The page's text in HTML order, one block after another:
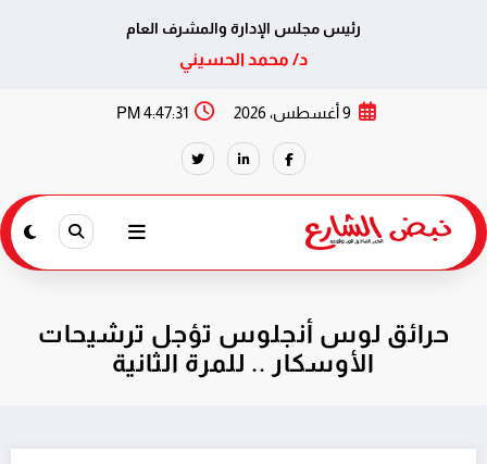
رئيس مجلس الإدارة والمشرف العام
د/ محمد الحسيني
9 أغسطس، 2026 4:47:31 PM
حرائق لوس أنجلوس تؤجل ترشيحات
الأوسكار .. للمرة الثانية